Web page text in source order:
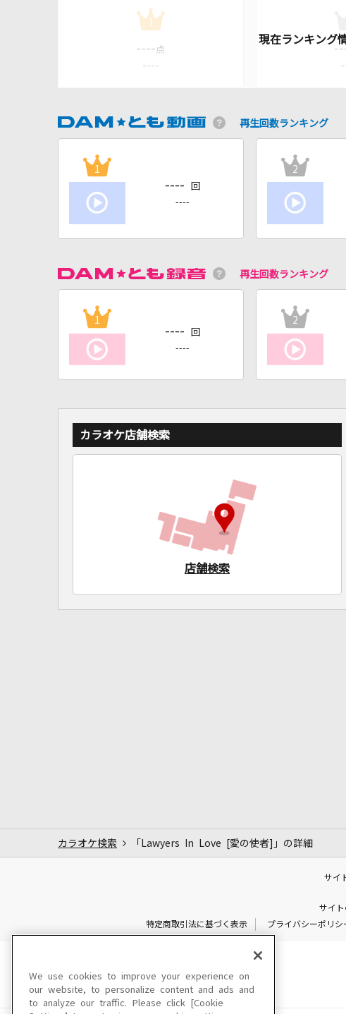
1
---- 点
----
再生回数ランキング
1
---- 回
----
2
再生回数ランキング
1
---- 回
----
2
カラオケ店舗検索
店舗検索
カラオケ検索 「Lawyers In Love [愛の使者]」の詳細
サイ
サイ
特定商取引法に基づく表示
プライバシーポリシ
We use cookies to improve your experience on
our website, to personalize content and ads and
to analyze our traffic. Please click [Cookie